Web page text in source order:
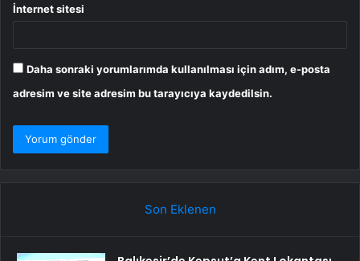
İnternet sitesi
Daha sonraki yorumlarımda kullanılması için adım, e-posta
adresim ve site adresim bu tarayıcıya kaydedilsin.
Son Eklenen